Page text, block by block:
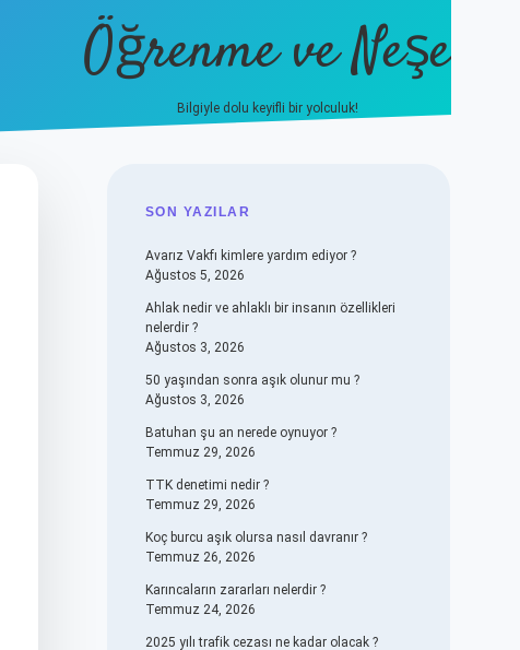
Öğrenme ve Neşe
Bilgiyle dolu keyifli bir yolculuk!
SIDEBAR
SON YAZILAR
Avarız Vakfı kimlere yardım ediyor ?
Ağustos 5, 2026
Ahlak nedir ve ahlaklı bir insanın özellikleri
nelerdir ?
Ağustos 3, 2026
50 yaşından sonra aşık olunur mu ?
Ağustos 3, 2026
Batuhan şu an nerede oynuyor ?
Temmuz 29, 2026
TTK denetimi nedir ?
Temmuz 29, 2026
Koç burcu aşık olursa nasıl davranır ?
Temmuz 26, 2026
Karıncaların zararları nelerdir ?
Temmuz 24, 2026
2025 yılı trafik cezası ne kadar olacak ?